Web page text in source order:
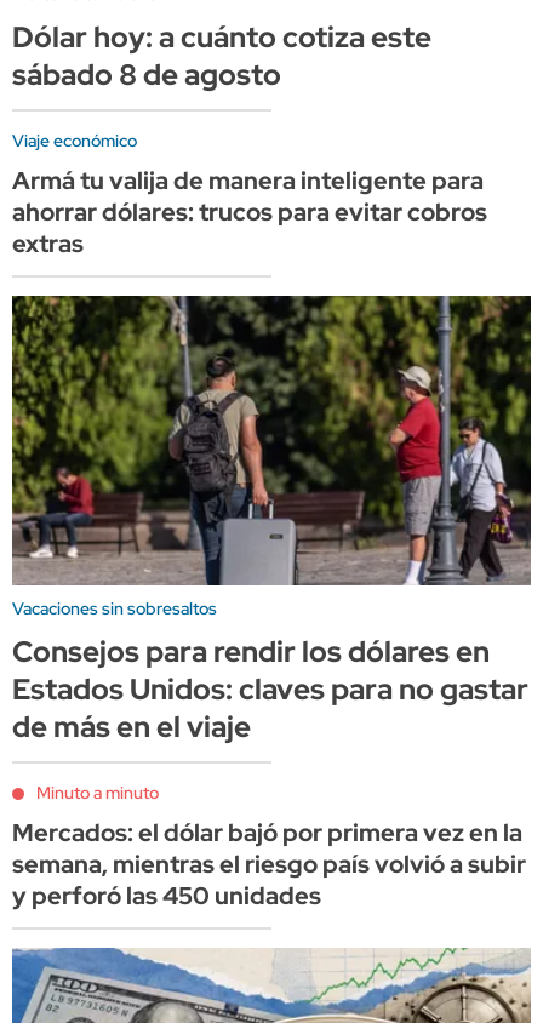
Dólar hoy: a cuánto cotiza este
sábado 8 de agosto
Viaje económico
Armá tu valija de manera inteligente para
ahorrar dólares: trucos para evitar cobros
extras
Vacaciones sin sobresaltos
Consejos para rendir los dólares en
Estados Unidos: claves para no gastar
de más en el viaje
Minuto a minuto
Mercados: el dólar bajó por primera vez en la
semana, mientras el riesgo país volvió a subir
y perforó las 450 unidades